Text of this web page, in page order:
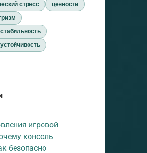
стресс
ценности
игровой
консоль
безопасно